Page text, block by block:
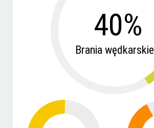
40%
Brania wędkarskie